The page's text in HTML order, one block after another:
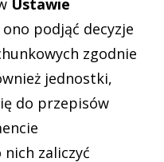
ono podjąć decyzje
zgodnie
jednostki,
do przepisów
zaliczyć